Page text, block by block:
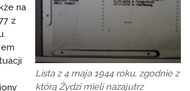
Lista z 4 maja 1944 roku, zgodnie z
którą Żydzi mieli nazajutrz
na
z